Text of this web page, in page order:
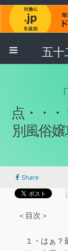
五十
点・・
別風俗
Share
＜目次＞
１・はぁ？最